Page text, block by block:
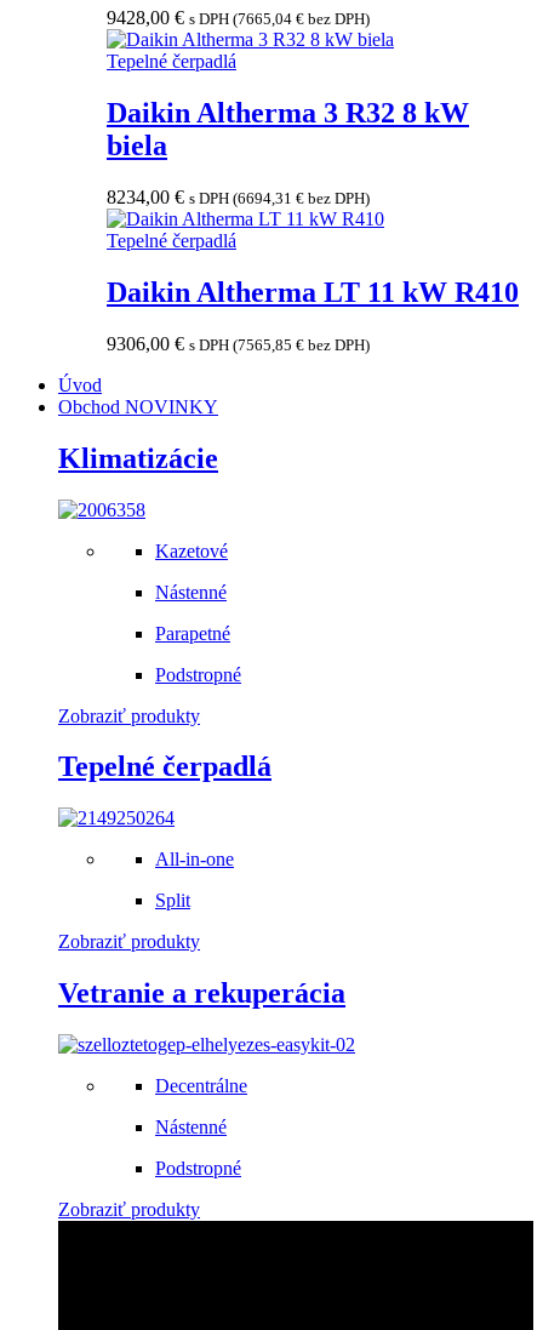
9428,00 € s DPH (7665,04 € bez DPH)
Tepelné čerpadlá
Daikin Altherma 3 R32 8 kW
biela
8234,00 € s DPH (6694,31 € bez DPH)
Tepelné čerpadlá
Daikin Altherma LT 11 kW R410
9306,00 € s DPH (7565,85 € bez DPH)
Úvod
Obchod NOVINKY
Klimatizácie
Kazetové
Nástenné
Parapetné
Podstropné
Zobraziť produkty
Tepelné čerpadlá
All-in-one
Split
Zobraziť produkty
Vetranie a rekuperácia
Decentrálne
Nástenné
Podstropné
Zobraziť produkty